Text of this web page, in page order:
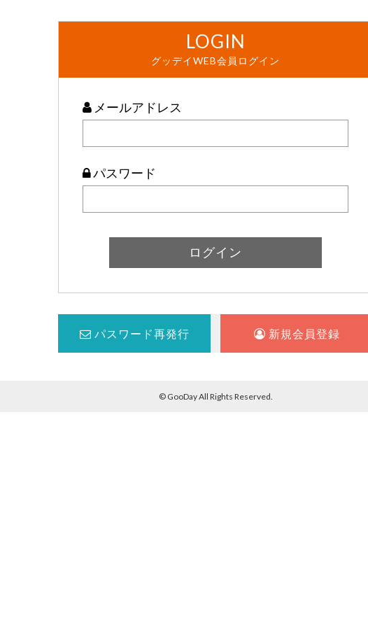
LOGIN
グッデイWEB会員ログイン
メールアドレス
パスワード
パスワード再発行 新規会員登録
© GooDay All Rights Reserved.